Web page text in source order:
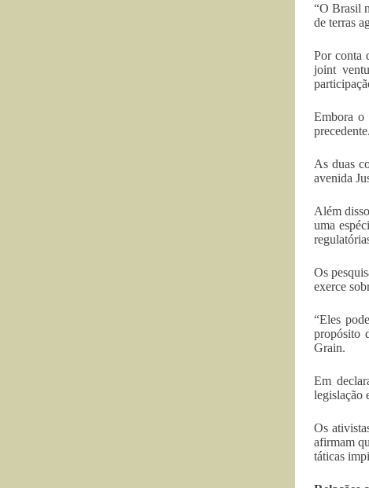
“O Brasil
de terras
Por conta
joint
Embora o
precedente.
As duas
avenida
Além
uma
Os
exerce
“Eles
propósito
Grain.
Em
legislação
Os
afirmam
táticas